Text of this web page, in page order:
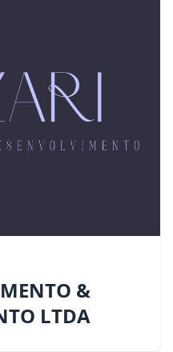
&
LTDA